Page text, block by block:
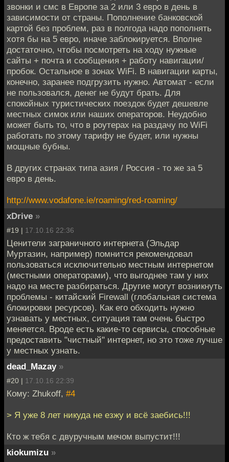
звонки и смс в Европе за 2 или 3 евро в день в
зависимости от страны. Пополнение банковской
картой без проблем, раз в полгода надо пополнять
хотя бы на 5 евро, иначе заблокируется. Вполне
достаточно, чтобы посмотреть на ходу нужные
сайты + почта и сообщения + работу навигации/
пробок. Остальное в зонах WiFi. В навигации карты,
конечно, заранее подгрузить нужно. Автомат - если
не пользовался, денег не будут брать. Для
спокойных туристических поездок будет дешевле
местных симок или наших операторов. Неудобно
может быть то, что в роутерах на раздачу по WiFi
работать по этому тарифу не будет, или нужны
мощные бубны.
В других странах типа азия / Россия - то же за 5
евро в день.
http://www.vodafone.ie/roaming/red-roaming/
xDrive »
#19 | 17.10.16 22:36
Ценители заграничного интернета (Эльдар
Муртазин, например) помнится рекомендовал
пользоваться исключительно местным интернетом
(местными операторами), что выгоднее там у них
надо на месте разбираться. Другие могут возникнуть
проблемы - китайский Firewall (глобальная система
блокировки ресурсов). Как его обходить нужно
узнавать у местных, ситуация там очень быстро
меняется. Вроде есть какие-то сервисы, способные
предоставить "чистный" интернет, но это тоже лучше
у местных узнать.
dead_Mazay »
#20 | 17.10.16 22:39
Кому: Zhukoff, #4
> Я уже 8 лет никуда не езжу и всё заебись!!!
Кто ж тебя с двуручным мечом выпустит!!!
kiokumizu »